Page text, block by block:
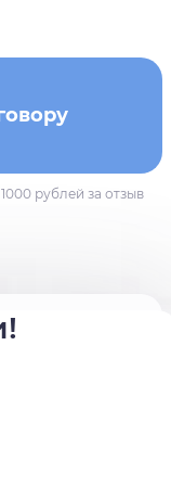
рублей за отзыв